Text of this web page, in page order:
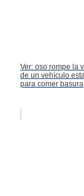
Ver: oso rompe la
de un vehículo
para comer basura